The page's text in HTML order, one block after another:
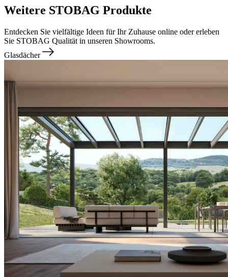
Weitere STOBAG Produkte
Entdecken Sie vielfältige Ideen für Ihr Zuhause online oder erleben
Sie STOBAG Qualität in unseren Showrooms.
Glasdächer